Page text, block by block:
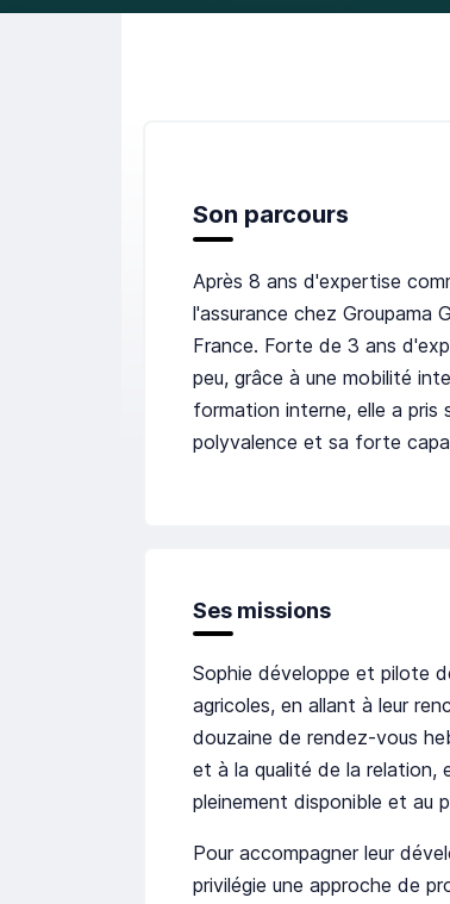
Son parcours
Après 8 ans d'expertise
l'assurance chez Groupama
France. Forte de 3 ans
peu, grâce à une mobilité
formation interne, elle a pris
polyvalence et sa forte
Ses missions
Sophie développe et pilote
agricoles, en allant à leur
douzaine de rendez-vous
et à la qualité de la relation,
pleinement disponible et au
Pour accompagner leur
privilégie une approche de